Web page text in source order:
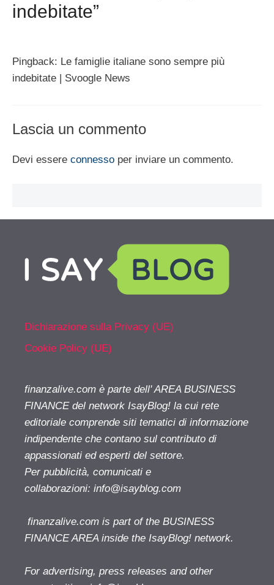
indebitate”
Pingback: Le famiglie italiane sono sempre più
indebitate | Svoogle News
Lascia un commento
Devi essere connesso per inviare un commento.
Dichiarazione sulla Privacy (UE)
Cookie Policy (UE)
finanzalive.com è parte dell' AREA BUSINESS
FINANCE del network IsayBlog! la cui rete
editoriale comprende siti tematici di informazione
indipendente che contano sul contributo di
appassionati ed esperti del settore.
Per pubblicità, comunicati e
collaborazioni: info@isayblog.com
finanzalive.com is part of the BUSINESS
FINANCE AREA inside the IsayBlog! network.
For advertising, press releases and other